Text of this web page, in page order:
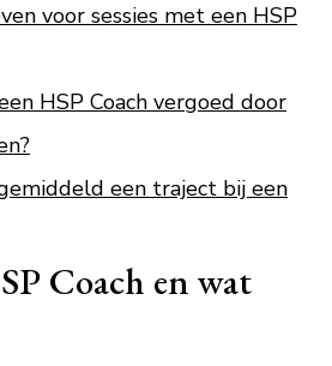
voor sessies met een HSP
HSP Coach vergoed door
een traject bij een
Coach en wat